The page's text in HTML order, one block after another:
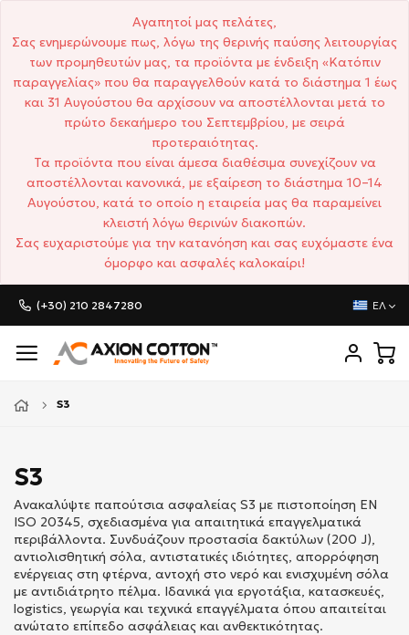
Αγαπητοί μας πελάτες,
Σας ενημερώνουμε πως, λόγω της θερινής παύσης λειτουργίας
των προμηθευτών μας, τα προϊόντα με ένδειξη «Κατόπιν
παραγγελίας» που θα παραγγελθούν κατά το διάστημα 1 έως
και 31 Αυγούστου θα αρχίσουν να αποστέλλονται μετά το
πρώτο δεκαήμερο του Σεπτεμβρίου, με σειρά
προτεραιότητας.
Τα προϊόντα που είναι άμεσα διαθέσιμα συνεχίζουν να
αποστέλλονται κανονικά, με εξαίρεση το διάστημα 10–14
Αυγούστου, κατά το οποίο η εταιρεία μας θα παραμείνει
κλειστή λόγω θερινών διακοπών.
Σας ευχαριστούμε για την κατανόηση και σας ευχόμαστε ένα
όμορφο και ασφαλές καλοκαίρι!
(+30) 210 2847280 ΕΛ
S3
S3
Ανακαλύψτε παπούτσια ασφαλείας S3 με πιστοποίηση EN
ISO 20345, σχεδιασμένα για απαιτητικά επαγγελματικά
περιβάλλοντα. Συνδυάζουν προστασία δακτύλων (200 J),
αντιολισθητική σόλα, αντιστατικές ιδιότητες, απορρόφηση
ενέργειας στη φτέρνα, αντοχή στο νερό και ενισχυμένη σόλα
με αντιδιάτρητο πέλμα. Ιδανικά για εργοτάξια, κατασκευές,
logistics, γεωργία και τεχνικά επαγγέλματα όπου απαιτείται
ανώτατο επίπεδο ασφάλειας και ανθεκτικότητας.